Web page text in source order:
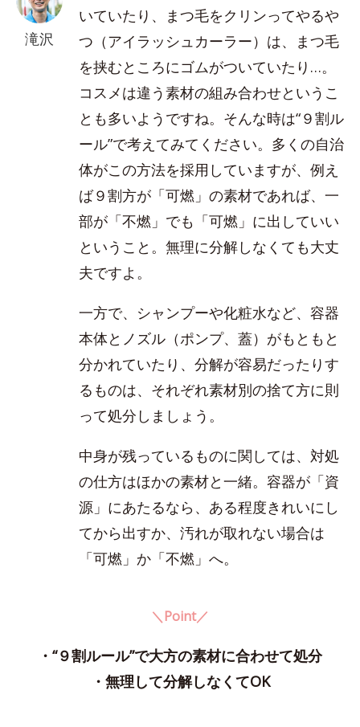
滝沢
いていたり、まつ毛をクリンってやるや
つ（アイラッシュカーラー）は、まつ毛
を挟むところにゴムがついていたり…。
コスメは違う素材の組み合わせというこ
とも多いようですね。そんな時は“９割ル
ール”で考えてみてください。多くの自治
体がこの方法を採用していますが、例え
ば９割方が「可燃」の素材であれば、一
部が「不燃」でも「可燃」に出していい
ということ。無理に分解しなくても大丈
夫ですよ。
一方で、シャンプーや化粧水など、容器
本体とノズル（ポンプ、蓋）がもともと
分かれていたり、分解が容易だったりす
るものは、それぞれ素材別の捨て方に則
って処分しましょう。
中身が残っているものに関しては、対処
の仕方はほかの素材と一緒。容器が「資
源」にあたるなら、ある程度きれいにし
てから出すか、汚れが取れない場合は
「可燃」か「不燃」へ。
＼Point／
・“９割ルール”で大方の素材に合わせて処分
・無理して分解しなくてOK